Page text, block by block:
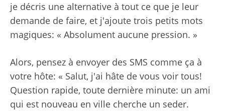
je décris une alternative à tout ce que je leur
demande de faire, et j'ajoute trois petits mots
magiques: « Absolument aucune pression. »
Alors, pensez à envoyer des SMS comme ça à
votre hôte: « Salut, j'ai hâte de vous voir tous!
Question rapide, toute dernière minute: un ami
qui est nouveau en ville cherche un seder.